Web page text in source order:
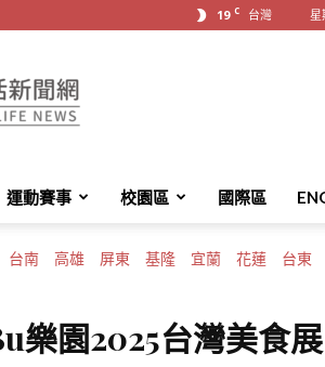
19 C 台灣 星
運動賽事 校園區 國際區
台南 高雄 屏東 基隆 宜蘭 花蓮 台東
樂園2025台灣美食展